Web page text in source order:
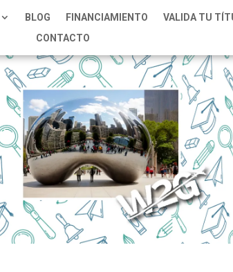
BLOG FINANCIAMIENTO VALIDA TU
CONTACTO